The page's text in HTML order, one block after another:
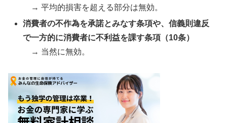
→ 平均的損害を超える部分は無効。
消費者の不作為を承諾とみなす条項や、信義則違反
で一方的に消費者に不利益を課す条項（10条）
→ 当然に無効。